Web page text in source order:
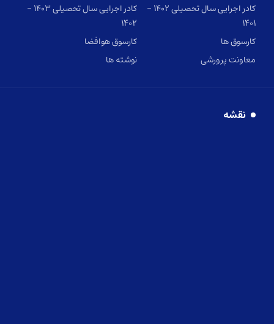
کادر اجرایی سال تحصیلی ۱۴۰۲ –
۱۴۰۱
کادر اجرایی سال تحصیلی ۱۴۰۳ –
۱۴۰۲
کارسوق ها
کارسوق هوافضا
معاونت پرورشی
نوشته ها
نقشه